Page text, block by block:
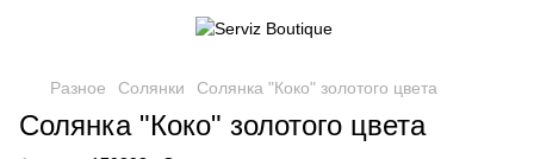
Разное Солянки Солянка "Коко" золотого цвета
Солянка "Коко" золотого цвета